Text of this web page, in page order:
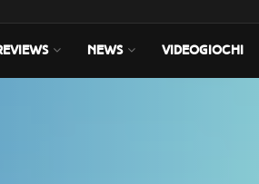
NEWS VIDEOGIOCHI